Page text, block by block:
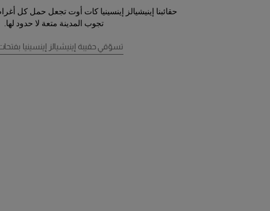
حقائبنا إينيشيالز إينسينيا كات أوت تجعل حمل كل
تجوب المدينة متعة لا حدود لها.
تسوّقي حقيبة إينيشيالز إينسينيا